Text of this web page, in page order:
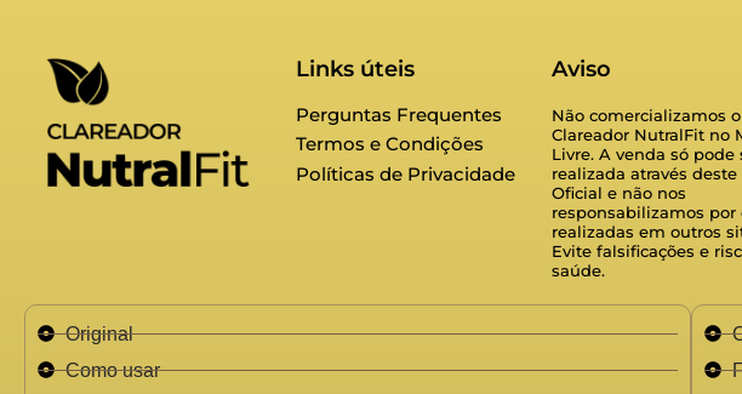
Links úteis
Perguntas Frequentes
Termos e Condições
Políticas de Privacidade
Aviso
Não comercializamos o
Clareador NutralFit no
Livre. A venda só pode
realizada através deste
Oficial e não nos
responsabilizamos por
realizadas em outros
Evite falsificações e
saúde.
Original
Como usar